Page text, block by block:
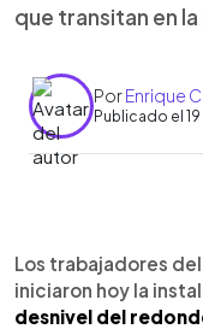
que transitan en la
PorEnrique
Publicado el
► Escuchar
Los trabajadores
iniciaron hoy la
desnivel del